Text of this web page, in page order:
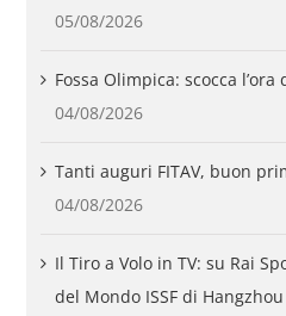
05/08/2026
Fossa Olimpica: scocca
04/08/2026
Tanti auguri FITAV, buon
04/08/2026
Il Tiro a Volo in TV: su Rai
del Mondo ISSF di Hangzhou